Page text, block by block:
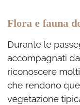
Flora e fauna
Durante le
accompagnati
riconoscere molti
che rendono
vegetazione